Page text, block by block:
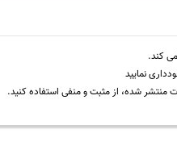
کند.
نمایید
منتشر شده، از مثبت و منفی استفاده کنید.